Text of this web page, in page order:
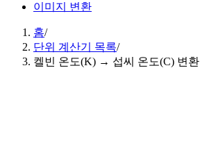
이미지 변환
홈/
단위 계산기 목록/
켈빈 온도(K) → 섭씨 온도(C) 변환